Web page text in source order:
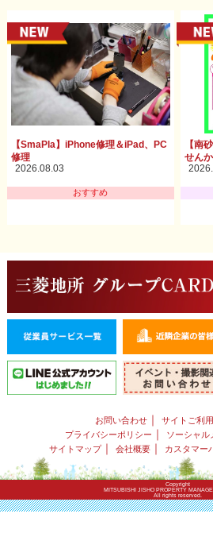
【SmaPla】iPhone修理＆iPad、PC
修理
2026.08.03
おすすめ
【南
せん
お問い合わせ ｜ サイトご利
プライバシーポリシー ｜ ソーシャル
サイトマップ｜ 会社概要｜ カスタマー
Copyright
MITSUBISHI JISHO PROPERTY
All rights reserved.